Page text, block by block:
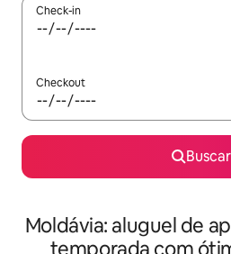
Check-in
Checkout
Buscar
Moldávia: aluguel de